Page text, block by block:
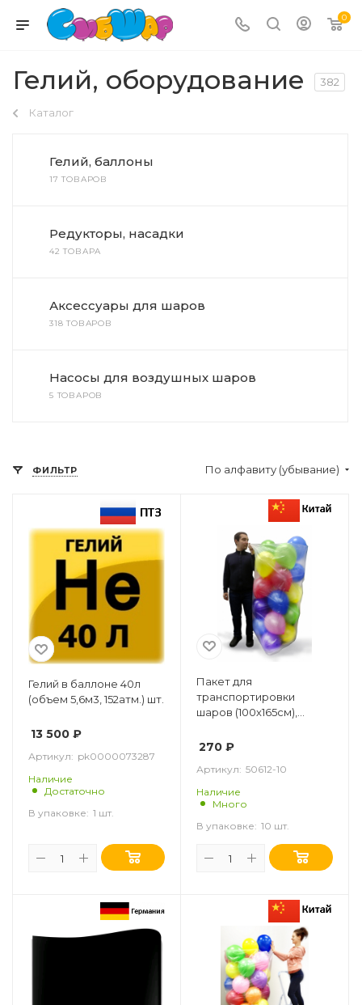
0
Гелий, оборудование 382
Каталог
Гелий, баллоны
17 ТОВАРОВ
Редукторы, насадки
42 ТОВАРА
Аксессуары для шаров
318 ТОВАРОВ
Насосы для воздушных шаров
5 ТОВАРОВ
ФИЛЬТР По алфавиту (убывание)
Гелий в баллоне 40л
(объем 5,6м3, 152атм.) шт.
13 500 ₽
Артикул: pk0000073287
Наличие
Достаточно
В упаковке: 1 шт.
Пакет для
транспортировки
шаров (100х165см),
270 ₽
Артикул: 50612-10
Наличие
Много
В упаковке: 10 шт.